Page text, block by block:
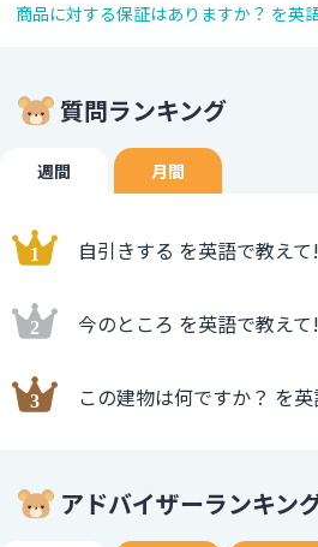
商品に対する保証はありますか？ を英
質問ランキング
週間 月間
自引きする を英語で教えて!
今のところ を英語で教えて!
この建物は何ですか？ を
アドバイザーランキン